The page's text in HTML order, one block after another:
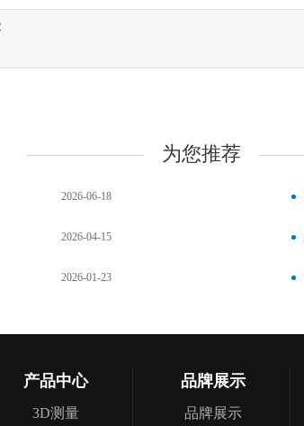
为您推荐
2026-06-18
2026-04-15
2026-01-23
产品中心
3D测量
品牌展示
品牌展示